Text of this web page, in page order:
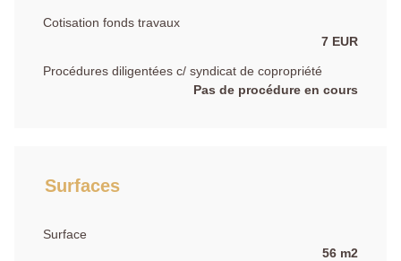
Cotisation fonds travaux
7 EUR
Procédures diligentées c/ syndicat de copropriété
Pas de procédure en cours
Surfaces
Surface
56 m2